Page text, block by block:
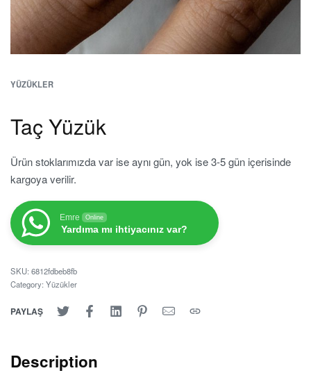
YÜZÜKLER
Taç Yüzük
Ürün stoklarımızda var ise aynı gün, yok ise 3-5 gün içerisinde
kargoya verilir.
Emre Online
Yardıma mı ihtiyacınız var?
SKU: 6812fdbeb8fb
Category: Yüzükler
PAYLAŞ
Description